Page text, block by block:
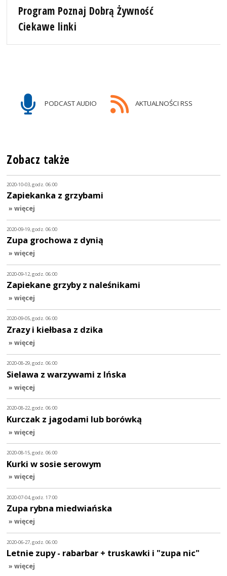
Program Poznaj Dobrą Żywność
Ciekawe linki
PODCAST AUDIO AKTUALNOŚCI RSS
Zobacz także
2020-10-03, godz. 06:00
Zapiekanka z grzybami
» więcej
2020-09-19, godz. 06:00
Zupa grochowa z dynią
» więcej
2020-09-12, godz. 06:00
Zapiekane grzyby z naleśnikami
» więcej
2020-09-05, godz. 06:00
Zrazy i kiełbasa z dzika
» więcej
2020-08-29, godz. 06:00
Sielawa z warzywami z Ińska
» więcej
2020-08-22, godz. 06:00
Kurczak z jagodami lub borówką
» więcej
2020-08-15, godz. 06:00
Kurki w sosie serowym
» więcej
2020-07-04, godz. 17:00
Zupa rybna miedwiańska
» więcej
2020-06-27, godz. 06:00
Letnie zupy - rabarbar + truskawki i "zupa nic"
» więcej